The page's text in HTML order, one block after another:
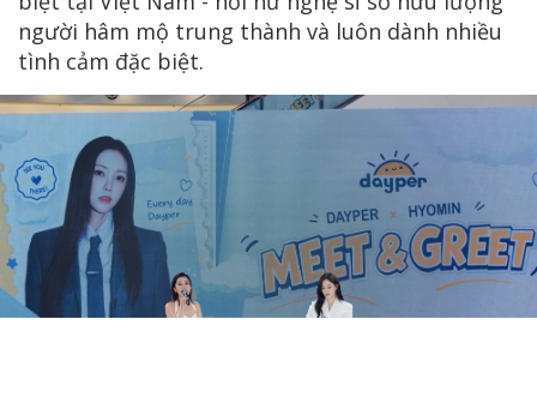
người hâm mộ trung thành và luôn dành nhiều
tình cảm đặc biệt.